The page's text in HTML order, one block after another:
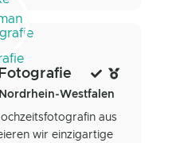
Westfalen
aus
wir einzigartige